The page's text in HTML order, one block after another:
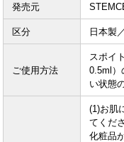
発売元
区分 日本製
ご使用方法
スポイ
0.5ml）
い状態
(1)お肌
てくだ
化粧品